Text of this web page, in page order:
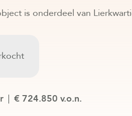
is onderdeel van
€ 724.850 v.o.n.